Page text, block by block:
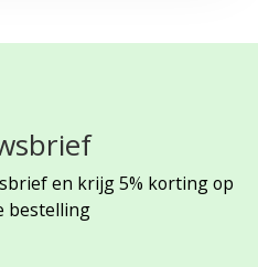
en krijg 5% korting op
bestelling